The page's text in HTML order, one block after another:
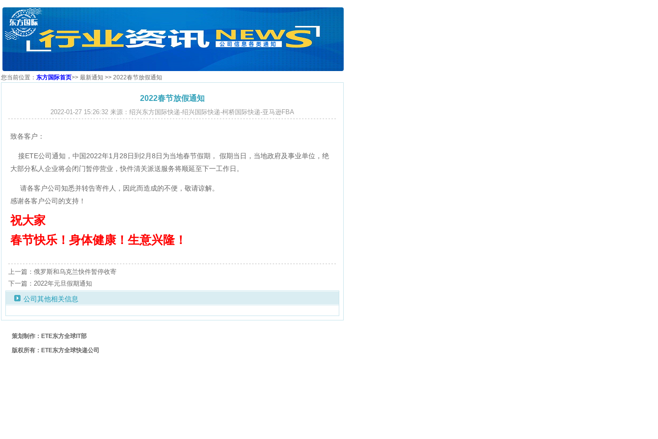
您当前位置： 东方国际首页>> 最新通知 >> 2022春节放假通知
2022春节放假通知
2022-01-27 15:26:32 来源：绍兴东方国际快递-绍兴国际快递-柯桥国际快递-亚马逊FBA
致各客户：
接ETE公司通知，中国2022年1月28日到2月8日为当地春节假期， 假期当日，当地政府及事业单位，绝
大部分私人企业将会闭门暂停营业，快件清关派送服务将顺延至下一工作日。
请各客户公司知悉并转告寄件人，因此而造成的不便，敬请谅解。
感谢各客户公司的支持！
祝大家
春节快乐！身体健康！生意兴隆！
上一篇：俄罗斯和乌克兰快件暂停收寄
下一篇：2022年元旦假期通知
公司其他相关信息
策划制作：ETE东方全球IT部
版权所有：ETE东方全球快递公司